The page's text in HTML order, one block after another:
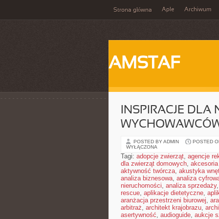
Strona główna Aple Archiwum
AMSTAF
INSPIRACJE DLA
POSTED BY ADMIN POSTED
WYŁĄCZONA
Tagi: adopcje zwierząt, agencje
dla zwierząt domowych,
aktywność twórcza, akustyka
analiza biznesowa, analiza
nieruchomości, analiza sprzedaży,
rescue, aplikacje dietetyczne,
aranżacja przestrzeni biurowej,
arbitraż, architekt krajobrazu,
asertywność, audioguide, aukcje